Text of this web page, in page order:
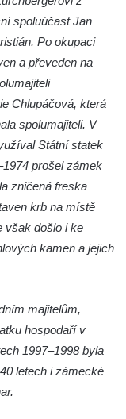
spoluúčast Jan
Po okupaci
a převeden na
Chlupáčová, která
spolumajiteli. V
Státní statek
prošel zámek
zničená freska
krb na místě
však došlo i ke
kamen a jejich
majitelům,
hospodaří v
1997–1998 byla
letech i zámecké